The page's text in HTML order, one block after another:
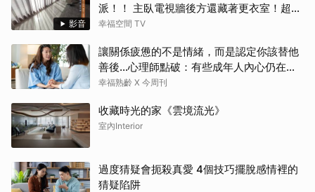
影音
派！！ 主臥電視牆後方還藏著更衣室！超流
暢「女生夢想空間」大公開！
幸福空間 TV
讓關係疲憊的不是情緒，而是認定你該替他
善後…心理師點破：有些成年人內心仍在等
待「媽媽」安撫
幸福熟齡 X 今周刊
收藏時光的家《雲境流光》
室內Interior
過度猜疑會扼殺真愛 4個技巧擺脫感情裡的
猜疑陷阱